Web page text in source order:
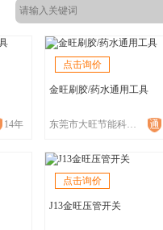
14年
点击询价
金旺刷胶/药水通用工具
东莞市大旺节能科技有限公司
点击询价
J13金旺压管开关